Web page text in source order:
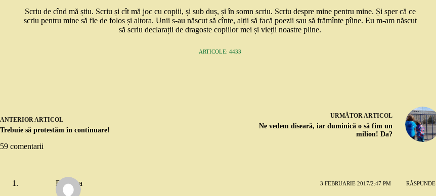
Scriu de cînd mă știu. Scriu și cît mă joc cu copiii, și sub duș, și în somn scriu. Scriu despre mine pentru mine. Și sper că ce
scriu pentru mine să fie de folos și altora. Unii s-au născut să cînte, alții să facă poezii sau să frămînte pîine. Eu m-am născut
să scriu declarații de dragoste copiilor mei și vieții noastre pline.
ARTICOLE: 4433
ANTERIORARTICOL
Trebuie să protestăm în continuare!
URMĂTORARTICOL
Ne vedem diseară, iar duminică o să fim un
milion! Da?
59 comentarii
Ramona 3 FEBRUARIE 2017/2:47 PM RĂSPUNDE